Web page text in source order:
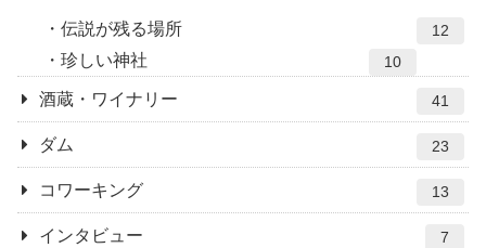
伝説が残る場所 12
珍しい神社 10
酒蔵・ワイナリー 41
ダム 23
コワーキング 13
インタビュー 7